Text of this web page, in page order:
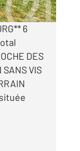
6
DES
SANS VIS